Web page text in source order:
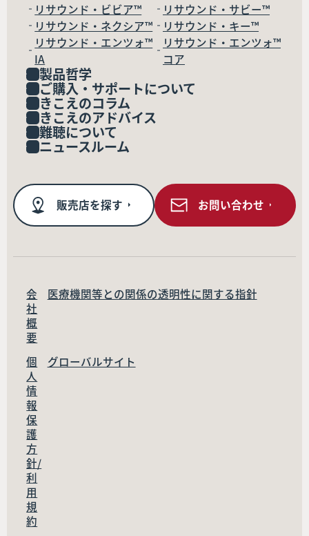
リサウンド・ビビア™
リサウンド・サビー™
リサウンド・ネクシア™
リサウンド・キー™
リサウンド・エンツォ™
IA
リサウンド・エンツォ™
コア
製品哲学
ご購入・サポートについて
きこえのコラム
きこえのアドバイス
難聴について
ニュースルーム
販売店を探す お問い合わせ
会
社
概
要
医療機関等との関係の透明性に関する指針
個
人
情
報
保
護
方
針/
利
用
規
約
グローバルサイト